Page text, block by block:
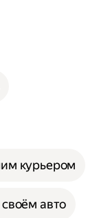
курьером
авто